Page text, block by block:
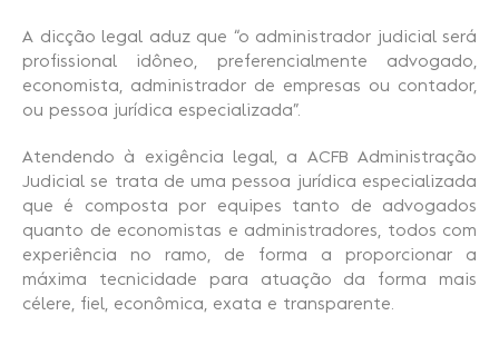
A dicção legal aduz que “o administrador judicial será
profissional idôneo, preferencialmente advogado,
economista, administrador de empresas ou contador,
ou pessoa jurídica especializada”.
Atendendo à exigência legal, a ACFB Administração
Judicial se trata de uma pessoa jurídica especializada
que é composta por equipes tanto de advogados
quanto de economistas e administradores, todos com
experiência no ramo, de forma a proporcionar a
máxima tecnicidade para atuação da forma mais
célere, fiel, econômica, exata e transparente.